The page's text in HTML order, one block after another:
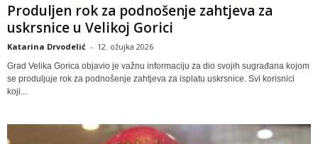
Produljen rok za podnošenje zahtjeva za
uskrsnice u Velikoj Gorici
Katarina Drvodelić - 12. ožujka 2026
Grad Velika Gorica objavio je važnu informaciju za dio svojih sugrađana kojom
se produljuje rok za podnošenje zahtjeva za isplatu uskrsnice. Svi korisnici
koji...